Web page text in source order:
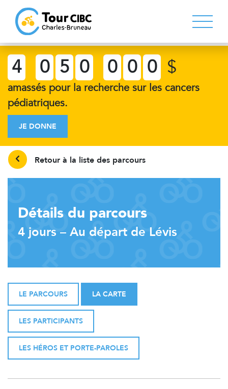
4 0 5 0 0 0 0 $
amassés pour la recherche sur les cancers
pédiatriques.
JE DONNE
Retour à la liste des parcours
Détails du parcours
4 jours – Au départ de Lévis
LE PARCOURS LA CARTE
LES PARTICIPANTS
LES HÉROS ET PORTE-PAROLES